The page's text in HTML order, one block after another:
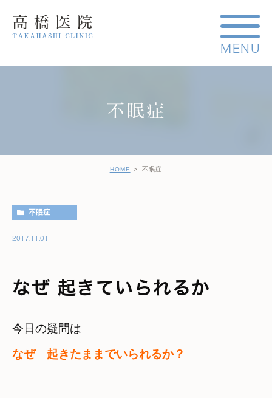
不眠症
HOME 不眠症
不眠症
2017.11.01
なぜ 起きていられるか
なぜ　起きたままでいられるか？